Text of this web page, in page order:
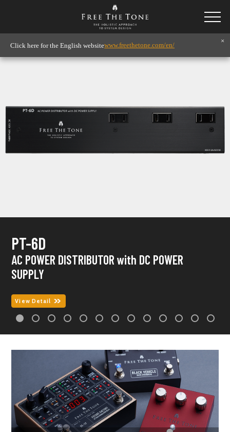
COSMIC WAVE CW-1Y
MULTIPLE FILTERING DELAY
View Detail
PT-6D
AC POWER DISTRIBUTOR with DC POWER
SUPPLY
View Detail
CP-8137AC
AC POWER CORD
足元から音が変わる。
View Detail
BLUE SERIES
ESP × FREE THE TONE × BIG BOSS
View Detail
JUNCTION BOX SERIES
SIGNAL JUNCTION BOX
日本国内オンラインストア限定販売
View Detail
CU-7030
INSTRUMENT CABLE
View Detail
OVERDRIVELAND / ODL-1A-CS
OVERDRIVE
オンラインストア限定販売
View Detail
CW-416 / CW-5050
WIRELESS TRANSMITTER CABLE
View Detail
CB-5028
STEREO LINK CABLE
View Detail
JB-21B / JB-41C / JB-82C
SIGNAL JUNCTION BOX
View Detail
OVERDRIVELAND / ODL-1-CS
OVERDRIVE
新たな可能性を切り開くオーバードライブペダル
View Detail
OVERDRIVELAND / ODL-1
OVERDRIVE
新たな可能性を切り開くオーバードライブペダル
View Detail
INTEGRATED GATE IG-1N
NOISE REDUCTION & GATE
楽器が持つ音質を重視した次世代ノイズリダクション＆ゲート
View Detail
COSMIC WAVE CW-1Y
MULTIPLE FILTERING DELAY
View Detail
PT-6D
AC POWER DISTRIBUTOR with DC POWER
SUPPLY
View Detail
×
Click here for the English websitewww.freethetone.com/en/